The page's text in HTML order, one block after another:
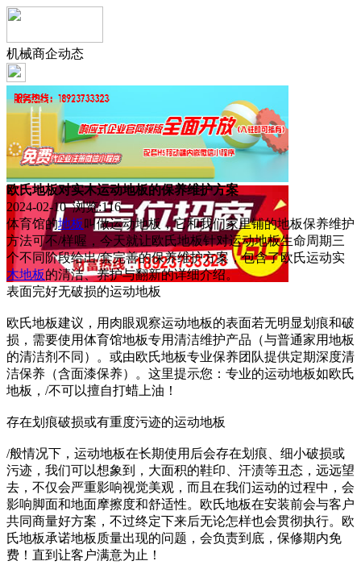
机械商企动态
欧氏地板对实木运动地板的保养维护方案
2024-02-10 浏览:116
体育馆的地板叫做运动地板，它和我们家里铺的地板保养维护
方法可不/样喔，今天就让欧氏地板针对运动地板生命周期三
个不同阶段给出/套完善的保养维护方案，包含了欧氏运动实
木地板的清洁、养护与翻新的详细介绍。
表面完好无破损的运动地板
欧氏地板建议，用肉眼观察运动地板的表面若无明显划痕和破
损，需要使用体育馆地板专用清洁维护产品（与普通家用地板
的清洁剂不同）。或由欧氏地板专业保养团队提供定期深度清
洁保养（含面漆保养）。这里提示您：专业的运动地板如欧氏
地板，/不可以擅自打蜡上油！
存在划痕破损或有重度污迹的运动地板
/般情况下，运动地板在长期使用后会存在划痕、细小破损或
污迹，我们可以想象到，大面积的鞋印、汗渍等丑态，远远望
去，不仅会严重影响视觉美观，而且在我们运动的过程中，会
影响脚面和地面摩擦度和舒适性。欧氏地板在安装前会与客户
共同商量好方案，不过终定下来后无论怎样也会贯彻执行。欧
氏地板承诺地板质量出现的问题，会负责到底，保修期内免
费！直到让客户满意为止！